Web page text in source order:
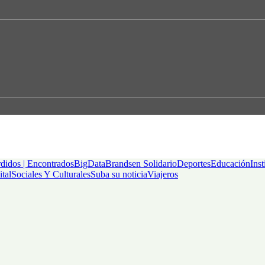
| EncontradosBigDataBrandsen SolidarioDeportesEducación
Sociales Y CulturalesSuba su noticiaViajeros